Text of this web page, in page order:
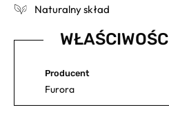
Naturalny skład
Producent
Furora